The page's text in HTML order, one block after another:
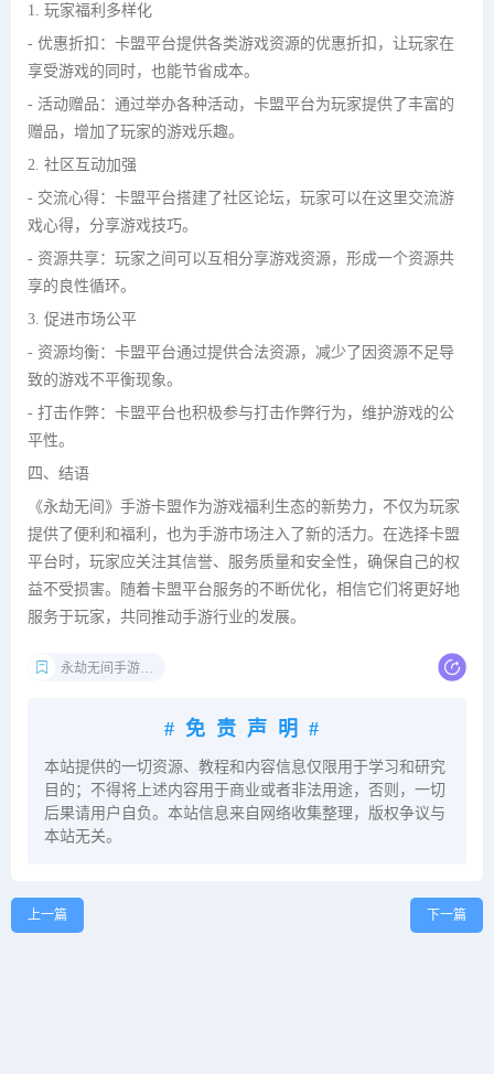
1. 玩家福利多样化
- 优惠折扣：卡盟平台提供各类游戏资源的优惠折扣，让玩家在
享受游戏的同时，也能节省成本。
- 活动赠品：通过举办各种活动，卡盟平台为玩家提供了丰富的
赠品，增加了玩家的游戏乐趣。
2. 社区互动加强
- 交流心得：卡盟平台搭建了社区论坛，玩家可以在这里交流游
戏心得，分享游戏技巧。
- 资源共享：玩家之间可以互相分享游戏资源，形成一个资源共
享的良性循环。
3. 促进市场公平
- 资源均衡：卡盟平台通过提供合法资源，减少了因资源不足导
致的游戏不平衡现象。
- 打击作弊：卡盟平台也积极参与打击作弊行为，维护游戏的公
平性。
四、结语
《永劫无间》手游卡盟作为游戏福利生态的新势力，不仅为玩家
提供了便利和福利，也为手游市场注入了新的活力。在选择卡盟
平台时，玩家应关注其信誉、服务质量和安全性，确保自己的权
益不受损害。随着卡盟平台服务的不断优化，相信它们将更好地
服务于玩家，共同推动手游行业的发展。
永劫无间手游卡盟
#免责声明#
本站提供的一切资源、教程和内容信息仅限用于学习和研究
目的；不得将上述内容用于商业或者非法用途，否则，一切
后果请用户自负。本站信息来自网络收集整理，版权争议与
本站无关。
上一篇 下一篇